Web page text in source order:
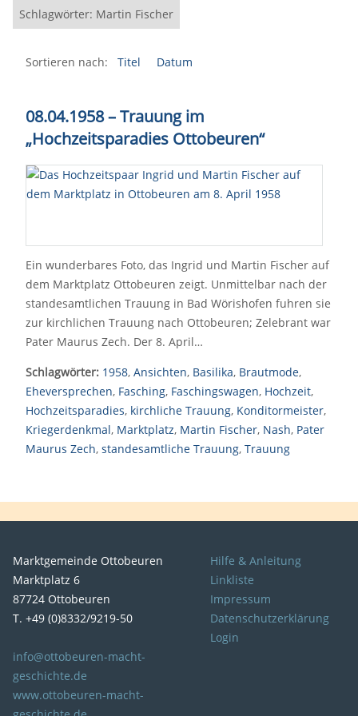
Schlagwörter: Martin Fischer
Sortieren nach: Titel Datum
08.04.1958 – Trauung im
„Hochzeitsparadies Ottobeuren“
Ein wunderbares Foto, das Ingrid und Martin Fischer auf
dem Marktplatz Ottobeuren zeigt. Unmittelbar nach der
standesamtlichen Trauung in Bad Wörishofen fuhren sie
zur kirchlichen Trauung nach Ottobeuren; Zelebrant war
Pater Maurus Zech. Der 8. April…
Schlagwörter: 1958, Ansichten, Basilika, Brautmode,
Eheversprechen, Fasching, Faschingswagen, Hochzeit,
Hochzeitsparadies, kirchliche Trauung, Konditormeister,
Kriegerdenkmal, Marktplatz, Martin Fischer, Nash, Pater
Maurus Zech, standesamtliche Trauung, Trauung
Marktgemeinde Ottobeuren
Marktplatz 6
87724 Ottobeuren
T. +49 (0)8332/9219-50
info@ottobeuren-macht-
geschichte.de
www.ottobeuren-macht-
Hilfe & Anleitung
Linkliste
Impressum
Datenschutzerklärung
Login